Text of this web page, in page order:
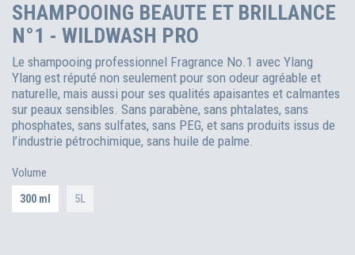
SHAMPOOING BEAUTE ET BRILLANCE
N°1 - WILDWASH PRO
Le shampooing professionnel Fragrance No.1 avec Ylang
Ylang est réputé non seulement pour son odeur agréable et
naturelle, mais aussi pour ses qualités apaisantes et calmantes
sur peaux sensibles. Sans parabène, sans phtalates, sans
phosphates, sans sulfates, sans PEG, et sans produits issus de
l’industrie pétrochimique, sans huile de palme.
Volume
300 ml 5L